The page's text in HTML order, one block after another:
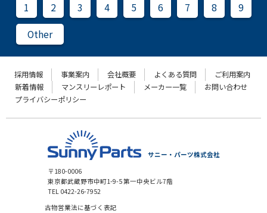
1
2 3 4 5 6 7 8
9
Other
採用情報 事業案内 会社概要 よくある質問
ご利用案内
新着情報
マンスリーレポート メーカー一覧
お問い合わせ
プライバシーポリシー
サニー・パーツ株式会社
〒180-0006
東京都武蔵野市中町1-9-5 第一中央ビル7階
TEL 0422-26-7952
古物営業法に基づく表記